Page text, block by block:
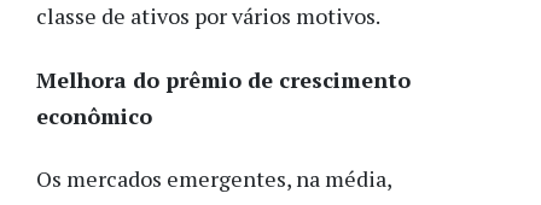
classe de ativos por vários motivos.
Melhora do prêmio de crescimento
econômico
Os mercados emergentes, na média,